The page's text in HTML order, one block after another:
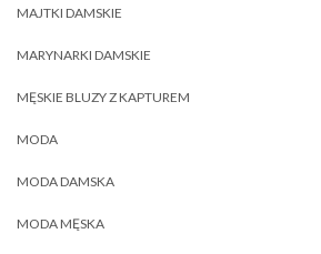
MAJTKI DAMSKIE
MARYNARKI DAMSKIE
MĘSKIE BLUZY Z KAPTUREM
MODA
MODA DAMSKA
MODA MĘSKA